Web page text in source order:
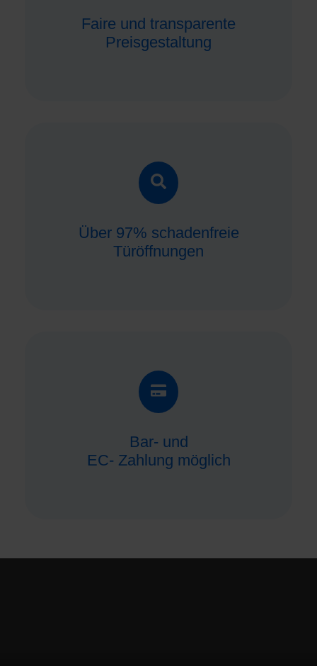
Faire und transparente
Preisgestaltung
Über 97% schadenfreie
Türöffnungen
Bar- und
EC- Zahlung möglich